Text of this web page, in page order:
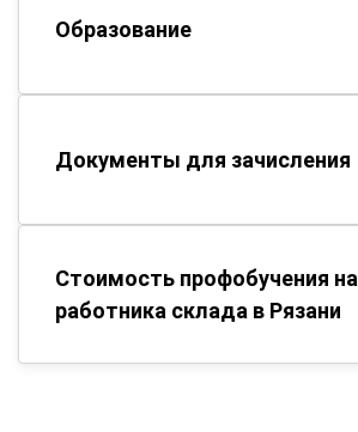
Образование
Документы для зачисления
Стоимость профобучения на
работника склада в Рязани